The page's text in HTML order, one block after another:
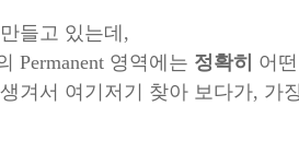
들고 있는데,
Permanent 영역에는 정확히 어
겨서 여기저기 찾아 보다가, 가